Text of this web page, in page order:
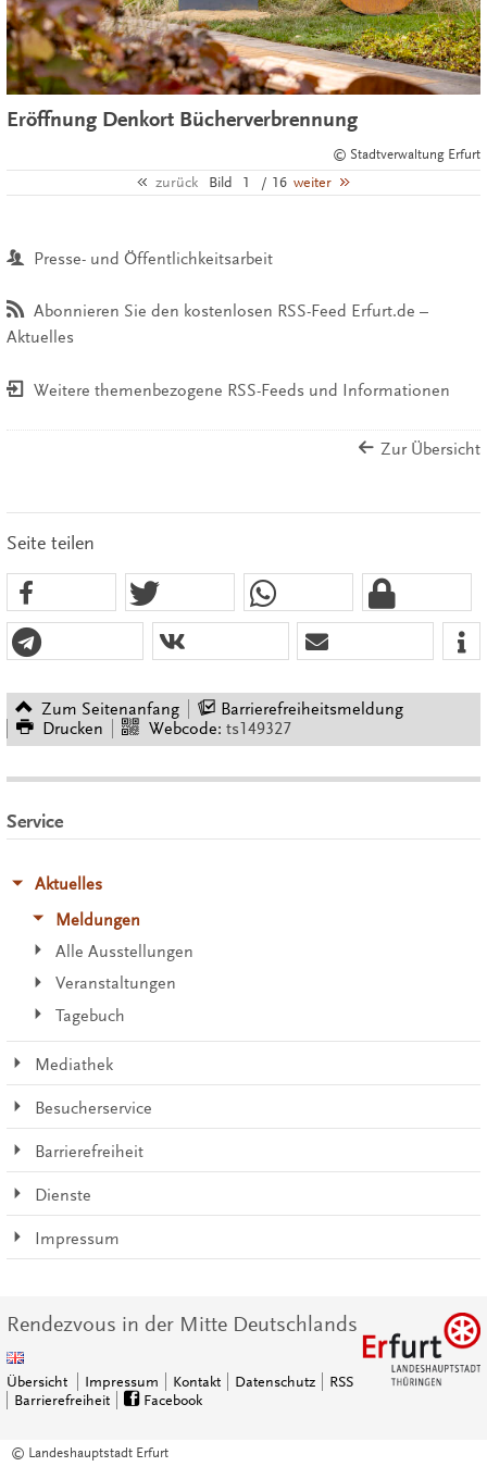
Eröffnung Denkort Bücherverbrennung
© Stadtverwaltung Erfurt
zurück Bild 1 / 16 weiter
Presse- und Öffentlichkeitsarbeit
Abonnieren Sie den kostenlosen RSS-Feed Erfurt.de –
Aktuelles
Weitere themenbezogene RSS-Feeds und Informationen
Zur Übersicht
Seite teilen
Zum Seitenanfang
Barrierefreiheitsmeldung
Drucken
Webcode: ts149327
Service
Aktuelles
Meldungen
Alle Ausstellungen
Veranstaltungen
Tagebuch
Mediathek
Besucherservice
Barrierefreiheit
Dienste
Impressum
Rendezvous in der Mitte Deutschlands
Übersicht Impressum Kontakt Datenschutz
RSS
Barrierefreiheit
Facebook
© Landeshauptstadt Erfurt